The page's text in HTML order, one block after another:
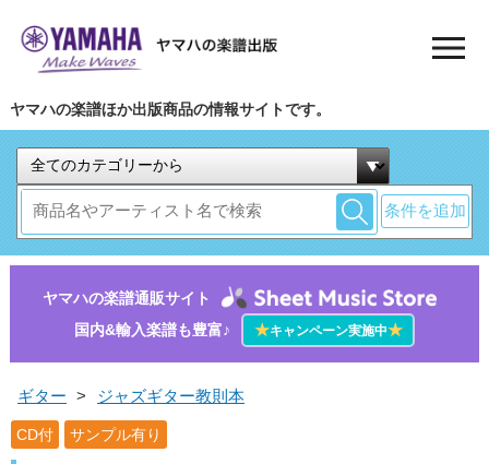
ヤマハの楽譜ほか出版商品の情報サイトです。
条件を追加
ヤマハの楽譜通販サイト
国内&輸入楽譜も豊富♪
★キャンペーン実施中★
ギター > ジャズギター教則本
CD付 サンプル有り